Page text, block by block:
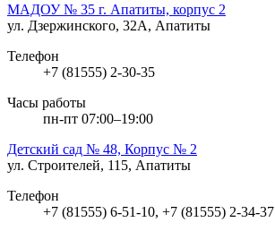
МАДОУ № 35 г. Апатиты, корпус 2
ул. Дзержинского, 32А, Апатиты
Телефон
+7 (81555) 2-30-35
Часы работы
пн-пт 07:00–19:00
Детский сад № 48, Корпус № 2
ул. Строителей, 115, Апатиты
Телефон
+7 (81555) 6-51-10, +7 (81555) 2-34-37